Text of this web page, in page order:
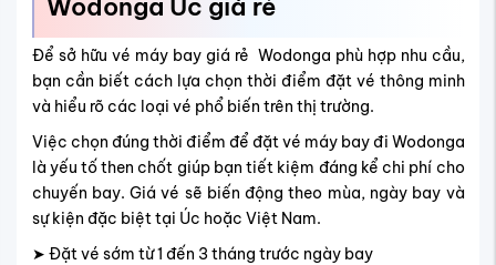
Wodonga Úc giá rẻ
Để sở hữu vé máy bay giá rẻ Wodonga phù hợp nhu cầu,
bạn cần biết cách lựa chọn thời điểm đặt vé thông minh
và hiểu rõ các loại vé phổ biến trên thị trường.
Việc chọn đúng thời điểm để đặt vé máy bay đi Wodonga
là yếu tố then chốt giúp bạn tiết kiệm đáng kể chi phí cho
chuyến bay. Giá vé sẽ biến động theo mùa, ngày bay và
sự kiện đặc biệt tại Úc hoặc Việt Nam.
➤ Đặt vé sớm từ 1 đến 3 tháng trước ngày bay